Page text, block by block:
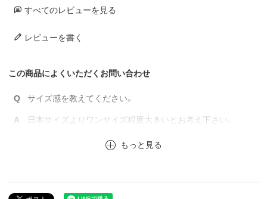
すべてのレビューを見る
レビューを書く
この商品によくいただくお問い合わせ
Q サイズ感を教えてください。
A 日本サイズよりワンサイズ程度大きいとお考え下さい。
もっと見る